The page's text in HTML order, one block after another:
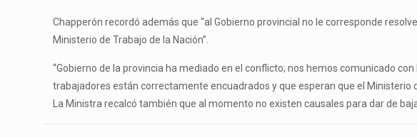
Chapperón recordó además que “al Gobierno provincial no le corresponde
Ministerio de Trabajo de la Nación”.
“Gobierno de la provincia ha mediado en el conflicto; nos hemos comunicado
trabajadores están correctamente encuadrados y que esperan que el Ministerio
La Ministra recalcó también que al momento no existen causales para dar de